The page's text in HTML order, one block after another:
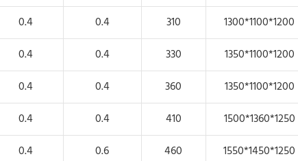
0.4 0.4 310
1300*1100*1200
0.4 0.4 330
1350*1100*1200
0.4 0.4 360
1350*1100*1200
0.4 0.4 410
1500*1360*1250
0.4 0.6 460
1550*1450*1250